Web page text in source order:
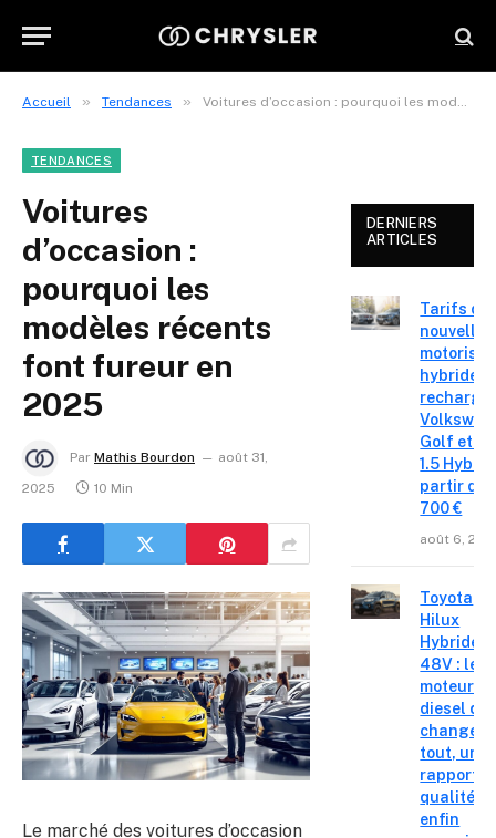
Accueil » Tendances » Voitures d’occasion : pourquoi les modèles récents font fureur en 2025
TENDANCES
Voitures
d’occasion :
pourquoi les
modèles récents
font fureur en
2025
Par Mathis Bourdon
août 31,
2025
10 Min
Le marché des voitures d’occasion
DERNIERS
ARTICLES
Tarifs
nouvelles
hybrides
Golf et T-
1.5 Hybrid
partir de
700 €
août 6,
Toyota
Hilux
Hybride
48V : le
moteur
diesel qui
change
tout, un
rapport
qualité-
enfin